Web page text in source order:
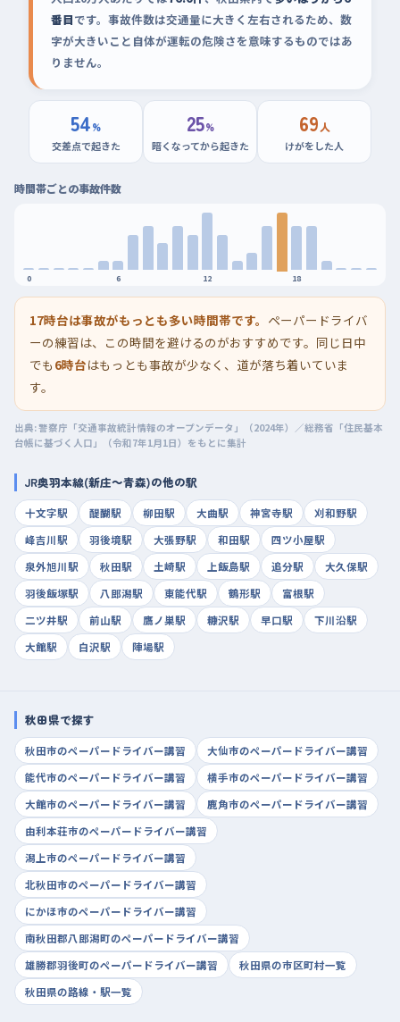
番目です。事故件数は交通量に大きく左右されるため、数
字が大きいこと自体が運転の危険さを意味するものではあ
りません。
54%
交差点で起きた
25%
暗くなってから起きた
69人
けがをした人
時間帯ごとの事故件数
0 6 12 18
17時台は事故がもっとも多い時間帯です。 ペーパードライバ
ーの練習は、この時間を避けるのがおすすめです。同じ日中
でも 6時台はもっとも事故が少なく、道が落ち着いていま
す。
出典: 警察庁「交通事故統計情報のオープンデータ」（2024年）／総務省「住民基本
台帳に基づく人口」（令和7年1月1日）をもとに集計
JR奥羽本線(新庄～青森)の他の駅
十文字駅 醍醐駅 柳田駅 大曲駅 神宮寺駅
刈和野駅
峰吉川駅
羽後境駅 大張野駅 和田駅
四ツ小屋駅
泉外旭川駅
秋田駅 土崎駅 上飯島駅 追分駅
大久保駅
羽後飯塚駅
八郎潟駅 東能代駅 鶴形駅
富根駅
二ツ井駅
前山駅 鷹ノ巣駅 糠沢駅 早口駅
下川沿駅
大館駅
白沢駅 陣場駅
秋田県で探す
秋田市のペーパードライバー講習
大仙市のペーパードライバー講習
能代市のペーパードライバー講習
横手市のペーパードライバー講習
大館市のペーパードライバー講習
鹿角市のペーパードライバー講習
由利本荘市のペーパードライバー講習
潟上市のペーパードライバー講習
北秋田市のペーパードライバー講習
にかほ市のペーパードライバー講習
南秋田郡八郎潟町のペーパードライバー講習
雄勝郡羽後町のペーパードライバー講習
秋田県の市区町村一覧
秋田県の路線・駅一覧